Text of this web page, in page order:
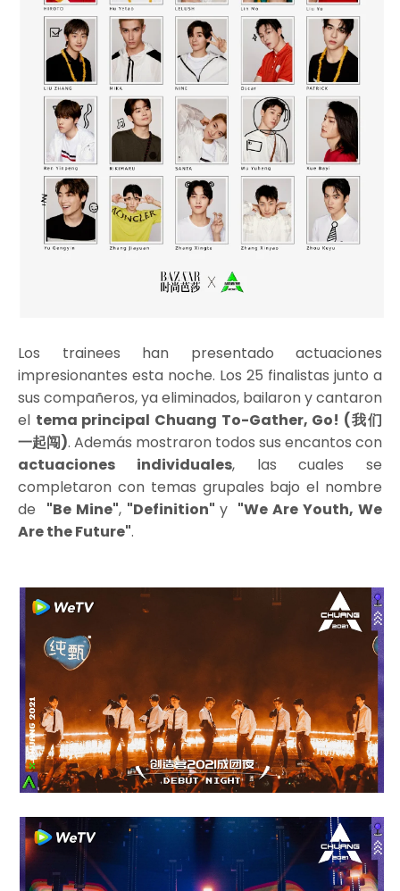
Los trainees han presentado actuaciones
impresionantes esta noche. Los 25 finalistas junto a
sus compañeros, ya eliminados, bailaron y cantaron
el tema principal Chuang To-Gather, Go! (我们
一起闯). Además mostraron todos sus encantos con
actuaciones individuales, las cuales se
completaron con temas grupales bajo el nombre
de "Be Mine", "Definition" y "We Are Youth, We
Are the Future".